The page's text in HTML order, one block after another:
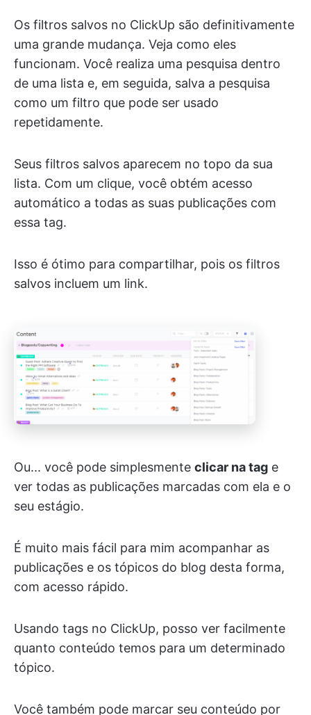
Os filtros salvos no ClickUp são definitivamente
uma grande mudança. Veja como eles
funcionam. Você realiza uma pesquisa dentro
de uma lista e, em seguida, salva a pesquisa
como um filtro que pode ser usado
repetidamente.
Seus filtros salvos aparecem no topo da sua
lista. Com um clique, você obtém acesso
automático a todas as suas publicações com
essa tag.
Isso é ótimo para compartilhar, pois os filtros
salvos incluem um link.
Ou... você pode simplesmente clicar na tag e
ver todas as publicações marcadas com ela e o
seu estágio.
É muito mais fácil para mim acompanhar as
publicações e os tópicos do blog desta forma,
com acesso rápido.
Usando tags no ClickUp, posso ver facilmente
quanto conteúdo temos para um determinado
tópico.
Você também pode marcar seu conteúdo por